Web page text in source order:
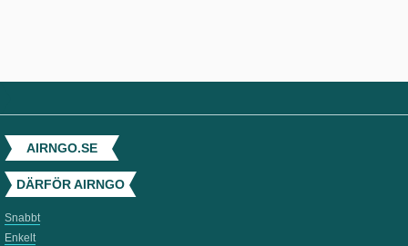
AIRNGO.SE
DÄRFÖR AIRNGO
Snabbt
Enkelt